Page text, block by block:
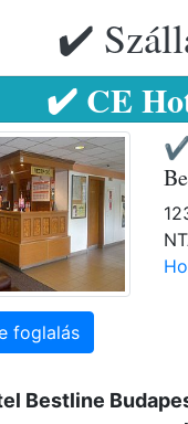
✔️
✔️ CE
✔️
foglalás
Bestline